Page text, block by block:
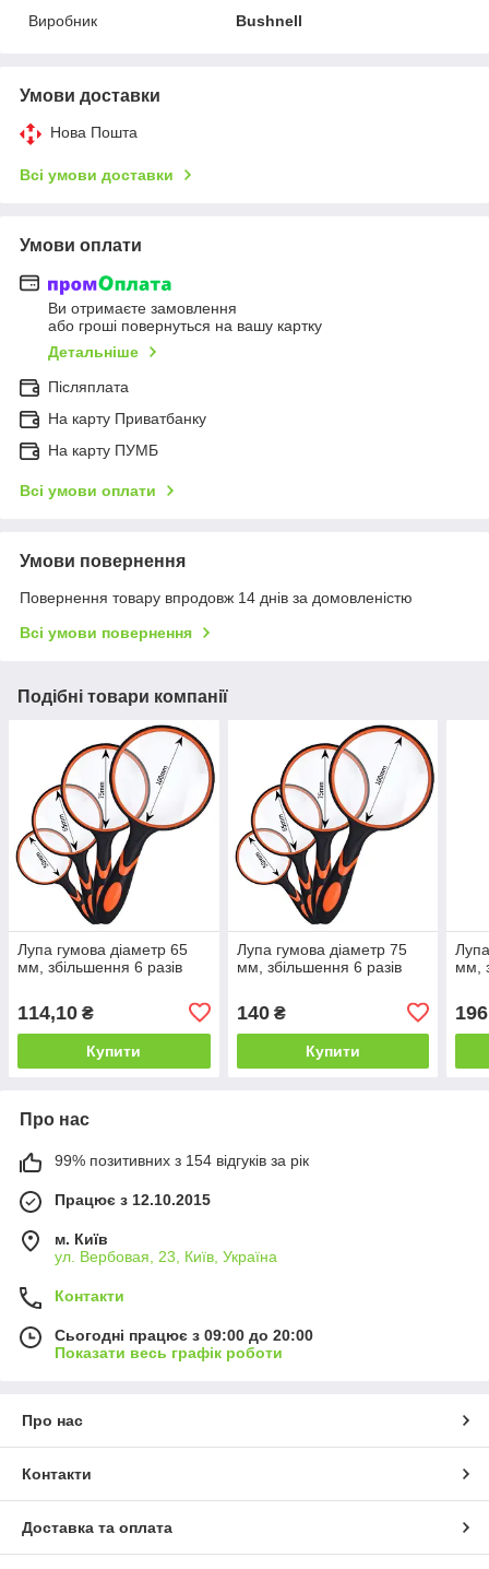
Виробник
Bushnell
Умови доставки
Нова Пошта
Всі умови доставки
Умови оплати
Ви отримаєте замовлення
або гроші повернуться на вашу картку
Детальніше
Післяплата
На карту Приватбанку
На карту ПУМБ
Всі умови оплати
Умови повернення
Повернення товару впродовж 14 днів за домовленістю
Всі умови повернення
Подібні товари компанії
Лупа гумова діаметр 65
мм, збільшення 6 разів
114,10 ₴
Купити
Лупа гумова діаметр 75
мм, збільшення 6 разів
140₴
Купити
мм,
Про нас
99% позитивних з 154 відгуків за рік
Працює з 12.10.2015
м. Київ
ул. Вербовая, 23, Київ, Україна
Контакти
Сьогодні працює з 09:00 до 20:00
Показати весь графік роботи
Про нас
Контакти
Доставка та оплата